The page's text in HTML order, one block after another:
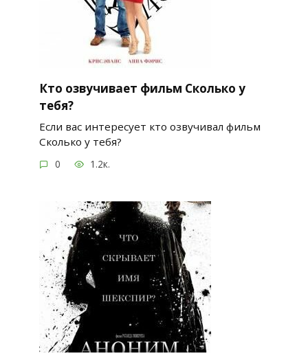
Кто озвучивает фильм Сколько у
тебя?
Если вас интересует кто озвучивал фильм
Сколько у тебя?
0 1.2к.